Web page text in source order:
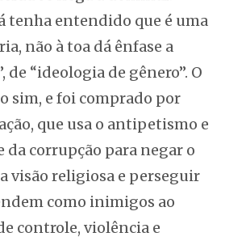
tenha entendido que é uma
não à toa dá ênfase a
de “ideologia de gênero”. O
sim, e foi comprado por
que usa o antipetismo e
corrupção para negar o
visão religiosa e perseguir
como inimigos ao
controle, violência e